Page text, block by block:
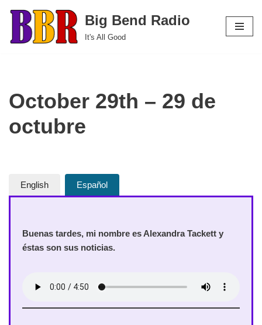
Skip
to
Big Bend Radio
It's All Good
October 29th – 29 de
octubre
English Español
Buenas tardes, mi nombre es Alexandra Tackett y
éstas son sus noticias.